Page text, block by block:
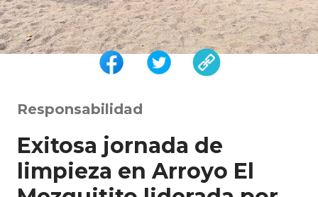
Responsabilidad
Exitosa jornada de
limpieza en Arroyo El